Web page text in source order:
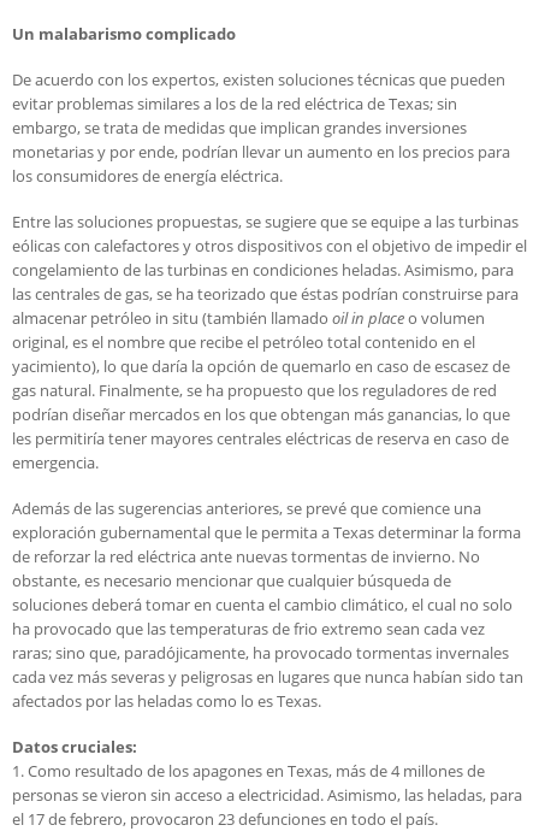
Un malabarismo complicado
De acuerdo con los expertos, existen soluciones técnicas que pueden
evitar problemas similares a los de la red eléctrica de Texas; sin
embargo, se trata de medidas que implican grandes inversiones
monetarias y por ende, podrían llevar un aumento en los precios para
los consumidores de energía eléctrica.
Entre las soluciones propuestas, se sugiere que se equipe a las turbinas
eólicas con calefactores y otros dispositivos con el objetivo de impedir el
congelamiento de las turbinas en condiciones heladas. Asimismo, para
las centrales de gas, se ha teorizado que éstas podrían construirse para
almacenar petróleo in situ (también llamado oil in placeo volumen
original, es el nombre que recibe el petróleo total contenido en el
yacimiento), lo que daría la opción de quemarlo en caso de escasez de
gas natural. Finalmente, se ha propuesto que los reguladores de red
podrían diseñar mercados en los que obtengan más ganancias, lo que
les permitiría tener mayores centrales eléctricas de reserva en caso de
emergencia.
Además de las sugerencias anteriores, se prevé que comience una
exploración gubernamental que le permita a Texas determinar la forma
de reforzar la red eléctrica ante nuevas tormentas de invierno. No
obstante, es necesario mencionar que cualquier búsqueda de
soluciones deberá tomar en cuenta el cambio climático, el cual no solo
ha provocado que las temperaturas de frio extremo sean cada vez
raras; sino que, paradójicamente, ha provocado tormentas invernales
cada vez más severas y peligrosas en lugares que nunca habían sido tan
afectados por las heladas como lo es Texas.
Datos cruciales:
1. Como resultado de los apagones en Texas, más de 4 millones de
personas se vieron sin acceso a electricidad. Asimismo, las heladas, para
el 17 de febrero, provocaron 23 defunciones en todo el país.